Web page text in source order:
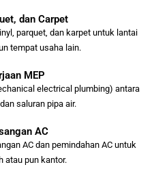
dan Carpet
parquet, dan karpet untuk lantai
tempat usaha lain.
MEP
electrical plumbing) antara
saluran pipa air.
AC
AC dan pemindahan AC untuk
atau pun kantor.